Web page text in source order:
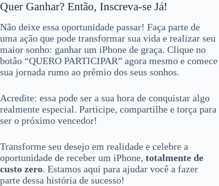
Quer Ganhar? Então, Inscreva-se Já!
Não deixe essa oportunidade passar! Faça parte de
uma ação que pode transformar sua vida e realizar seu
maior sonho: ganhar um iPhone de graça. Clique no
botão “QUERO PARTICIPAR” agora mesmo e comece
sua jornada rumo ao prêmio dos seus sonhos.
Acredite: essa pode ser a sua hora de conquistar algo
realmente especial. Participe, compartilhe e torça para
ser o próximo vencedor!
Transforme seu desejo em realidade e celebre a
oportunidade de receber um iPhone, totalmente de
custo zero. Estamos aqui para ajudar você a fazer
parte dessa história de sucesso!